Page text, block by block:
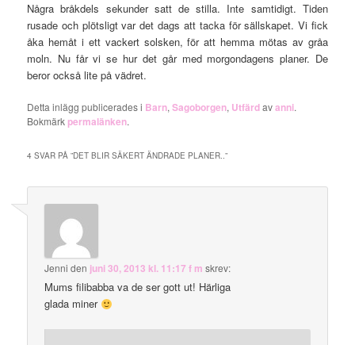
Några bråkdels sekunder satt de stilla. Inte samtidigt. Tiden
rusade och plötsligt var det dags att tacka för sällskapet. Vi fick
åka hemåt i ett vackert solsken, för att hemma mötas av gråa
moln. Nu får vi se hur det går med morgondagens planer. De
beror också lite på vädret.
Detta inlägg publicerades i Barn,Sagoborgen, Utfärdavanni.
Bokmärkpermalänken.
4 SVAR PÅ ”DET BLIR SÄKERT ÄNDRADE PLANER..”
Jenni den juni 30, 2013 kl. 11:17 f m skrev:
Mums filibabba va de ser gott ut! Härliga
glada miner